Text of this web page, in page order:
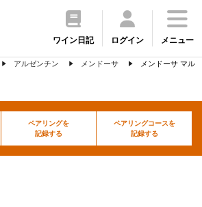
ワイン日記 ログイン メニュー
アルゼンチン メンドーサ
メンドーサ マル
ペアリングを
記録する
ペアリングコースを
記録する